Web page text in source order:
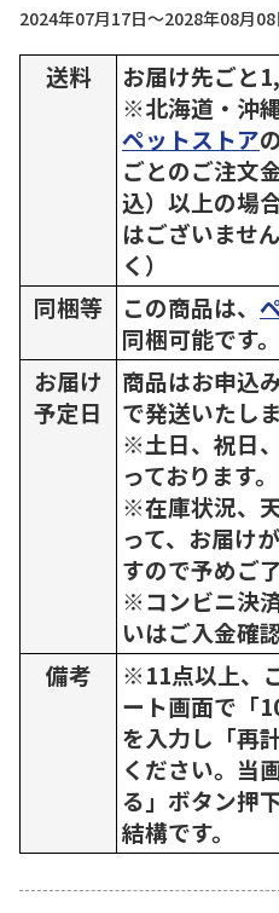
2024年07月17日～2028年08月08
送料
お届け先ごと
※北海道・沖
ペットストア
ごとのご注文
込）以上の場
はございませ
く）
同梱等
この商品は、
同梱可能です。
お届け
予定日
商品はお申込
で発送いたしま
※土日、祝日
っております。
※在庫状況、
って、お届け
すので予めご
※コンビニ決
いはご入金確
備考
※11点以上、
ート画面で「
を入力し「再
ください。当
る」ボタン押
結構です。